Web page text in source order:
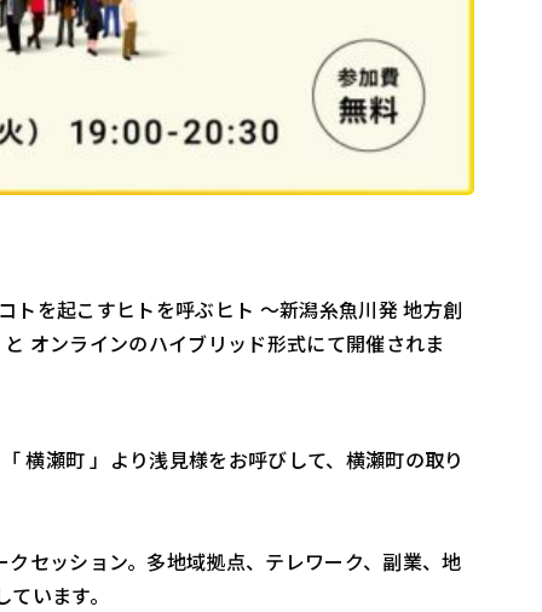
を起こすヒトを呼ぶヒト ～新潟糸魚川発 地方創
オンラインのハイブリッド形式にて開催されま
横瀬町 」より浅見様をお呼びして、横瀬町の取り
セッション。多地域拠点、テレワーク、副業、地
います。